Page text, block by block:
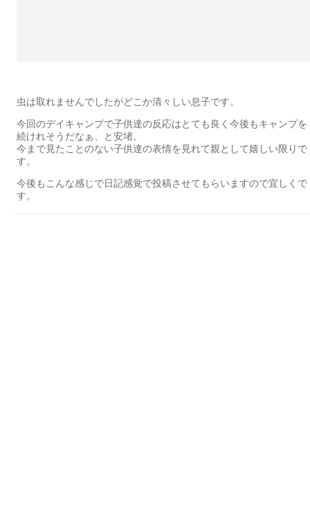
虫は取れませんでしたがどこか清々しい息子です。
今回のデイキャンプで子供達の反応はとても良く今後もキャンプを
続けれそうだなぁ、と安堵。
今まで見たことのない子供達の表情を見れて親として嬉しい限りで
す。
今後もこんな感じで日記感覚で投稿させてもらいますので宜しくで
す。